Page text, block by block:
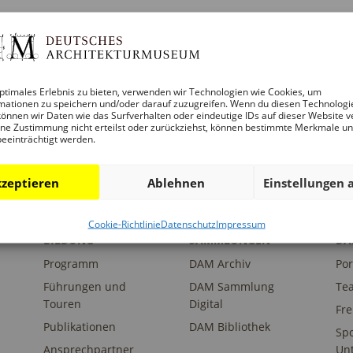
Erlebnis zu bieten, verwenden wir Technologien wie Cookies, um
zu speichern und/oder darauf zuzugreifen. Wenn du diesen
wir Daten wie das Surfverhalten oder eindeutige IDs auf dieser Website
Zustimmung nicht erteilst oder zurückziehst, können bestimmte Merkmale
werden.
Ablehnen Einstellungen
Cookie-RichtlinieDatenschutzImpressum
elitr, sed diam nonumy eirmod tempor invidunt
et justo duo dolores et ea rebum. Stet clita kasd
amet, consetetur sadipscing elitr, sed diam nonumy
vero eos et accusam et justo duo dolores et ea rebum.
BILDUNG
Programm
Führungen und
Touren
Publikationen
Ansprechpartner
SAMMLUNGEN
DAM Archiv
DAM Sammlung
Digital
DAM Bibliothek